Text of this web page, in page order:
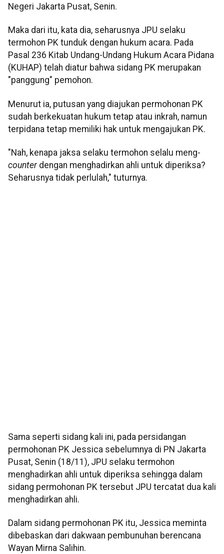
Negeri Jakarta Pusat, Senin.
Maka dari itu, kata dia, seharusnya JPU selaku
termohon PK tunduk dengan hukum acara. Pada
Pasal 236 Kitab Undang-Undang Hukum Acara Pidana
(KUHAP) telah diatur bahwa sidang PK merupakan
"panggung" pemohon.
Menurut ia, putusan yang diajukan permohonan PK
sudah berkekuatan hukum tetap atau inkrah, namun
terpidana tetap memiliki hak untuk mengajukan PK.
"Nah, kenapa jaksa selaku termohon selalu meng-
counterdengan menghadirkan ahli untuk diperiksa?
Seharusnya tidak perlulah," tuturnya.
Sama seperti sidang kali ini, pada persidangan
permohonan PK Jessica sebelumnya di PN Jakarta
Pusat, Senin (18/11), JPU selaku termohon
menghadirkan ahli untuk diperiksa sehingga dalam
sidang permohonan PK tersebut JPU tercatat dua kali
menghadirkan ahli.
Dalam sidang permohonan PK itu, Jessica meminta
dibebaskan dari dakwaan pembunuhan berencana
Wayan Mirna Salihin.